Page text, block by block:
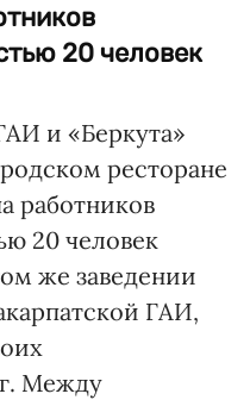
20 человек
и «Беркута»
ресторане
работников
20 человек
же заведении
ГАИ,
Между